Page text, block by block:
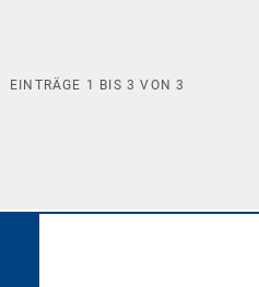
EINTRÄGE 1 BIS3 VON3